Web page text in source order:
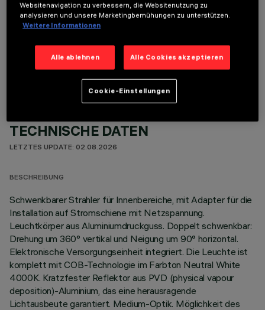
OPTIONALE KOMPONENTEN
TECHNISCHE DATEN
LETZTES UPDATE: 02.08.2026
BESCHREIBUNG
Schwenkbarer Strahler für Innenbereiche, mit Adapter für die
Installation auf Stromschiene mit Netzspannung.
Leuchtkörper aus Aluminiumdruckguss. Doppelt schwenkbar:
Drehung um 360° vertikal und Neigung um 90° horizontal.
Elektronische Versorgungseinheit integriert. Die Leuchte ist
komplett mit COB-Technologie im Farbton Neutral White
4000K. Kratzfester Reflektor aus PVD (physical vapour
deposition)-Aluminium, das eine herausragende
Lichtausbeute garantiert. Medium-Optik. Möglichkeit des
Websitenavigation zu verbessern, die Websitenutzung zu
analysieren und unsere Marketingbemühungen zu unterstützen.
Weitere Informationen
Alle ablehnen Alle Cookies akzeptieren
Cookie-Einstellungen